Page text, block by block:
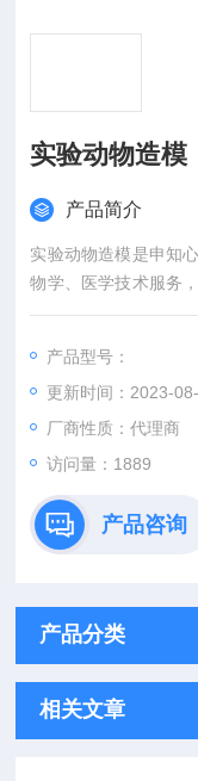
实验动物造模
产品简介
实验动物造模是申知
物学、医学技术服务
合作研究、开发及生
产品型号：
更新时间：2023-
厂商性质：代理商
访问量：1889
产品咨询
产品分类
相关文章